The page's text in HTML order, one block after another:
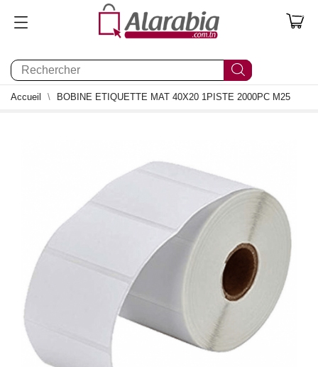
0
Accueil BOBINE ETIQUETTE MAT 40X20 1PISTE 2000PC M25